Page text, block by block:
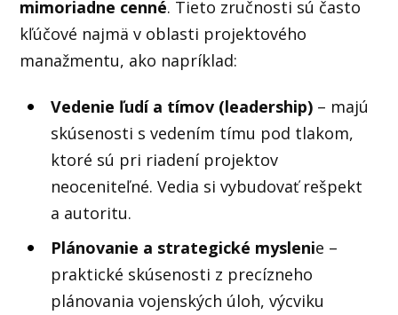
mimoriadne cenné. Tieto zručnosti sú často
kľúčové najmä v oblasti projektového
manažmentu, ako napríklad:
Vedenie ľudí a tímov (leadership) – majú
skúsenosti s vedením tímu pod tlakom,
ktoré sú pri riadení projektov
neoceniteľné. Vedia si vybudovať rešpekt
a autoritu.
Plánovanie a strategické myslenie –
praktické skúsenosti z precízneho
plánovania vojenských úloh, výcviku